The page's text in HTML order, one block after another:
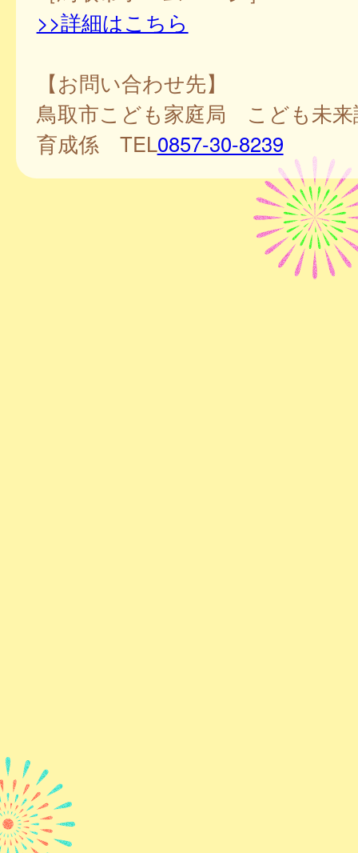
>>詳細はこちら
【お問い合わせ先】
鳥取市こども家庭局 こども未来
育成係 TEL0857-30-8239